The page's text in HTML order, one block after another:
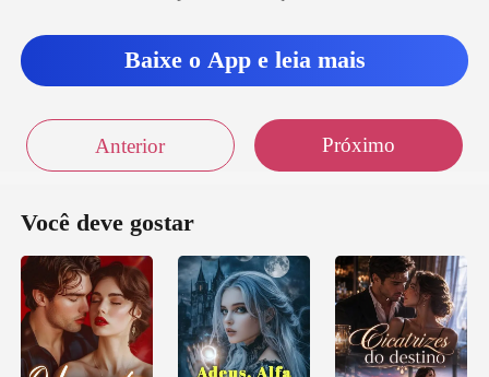
Baixe o App e leia mais
Anterior Próximo
Você deve gostar